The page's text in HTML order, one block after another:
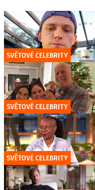
SVĚTOVÉ CELEBRITY
SVĚTOVÉ CELEBRITY
SVĚTOVÉ CELEBRITY